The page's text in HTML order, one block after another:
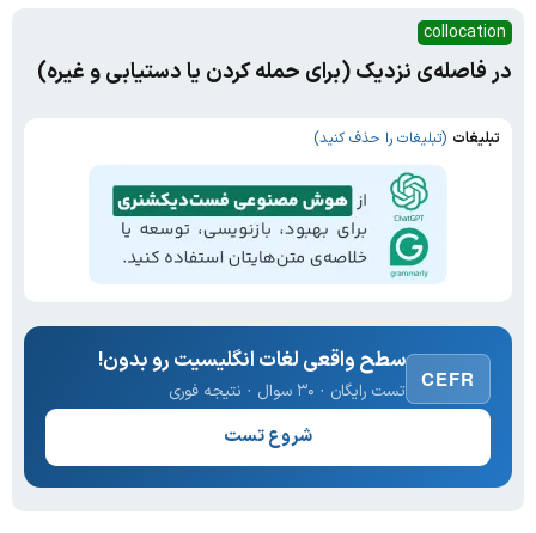
collocation
در فاصله‌ی نزدیک (برای حمله کردن یا دستیابی و غیره)
تبلیغات (تبلیغات را حذف کنید)
CEFR
سطح واقعی لغات انگلیسیت رو بدون!
تست رایگان · ۳۰ سوال · نتیجه فوری
شروع تست